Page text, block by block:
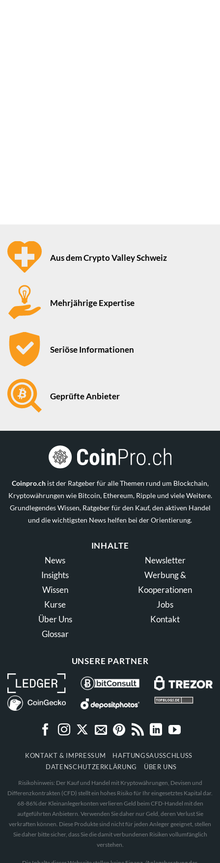
Aus dem Crypto Valley Schweiz
Mehrjährige Expertise
Seriöse Informationen
Geprüfte Anbieter
Coinpro.chist der Ratgeber für alle Themen rund um Blockchain,
Kryptowährungen wie Bitcoin, Ethereum, Ripple und viele Weitere.
Grundlegendes Wissen, Ratgeber für den Kauf, den aktiven Handel
und die wichtigsten News helfen bei der Orientierung.
INHALTE
News
Insights
Wissen
Kurse
Über Uns
Glossar
Newsletter
Werbung &
Kooperationen
Jobs
Kontakt
UNSERE PARTNER
KONTAKT & IMPRESSUM
HAFTUNGSAUSSCHLUSS
DATENSCHUTZERKLÄRUNG
ÜBER UNS
Risikohinweis: Der Kauf und Handel mit Kryptowährungen, Devisen und
Differenzkontrakten (CFD) stellt ein hohes Risiko für Ihr eingesetztes Kapital dar.
68-86% der Kleinanlegerkonten verlieren Geld beim CFD-Handel mit den
aufgeführten Anbietern. Verwenden Sie daher nur Geld, deren Verlust Sie
verkraften können. Diese Produkte sind nicht für jeden Anleger geeignet, stellen
Sie daher bitte sicher, dass Sie die damit verbundenen Risiken vollumfänglich
verstehen.